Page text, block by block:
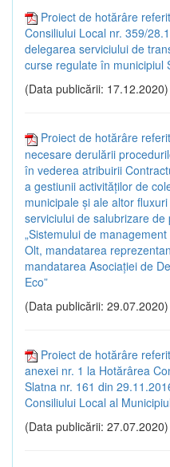
Proiect de hotărâre
Consiliului Local nr. 359/
delegarea serviciului de
curse regulate în municipiul
(Data publicării: 17.12.2020)
Proiect de hotărâre
necesare derulării
în vederea atribuirii
a gestiunii activităților de
municipale și ale altor
serviciului de salubrizare
„Sistemului de
Olt, mandatarea
mandatarea Asociației de
Eco”
(Data publicării: 29.07.2020)
Proiect de hotărâre
anexei nr. 1 la Hotărârea
Slatna nr. 161 din
Consiliului Local al
(Data publicării: 27.07.2020)